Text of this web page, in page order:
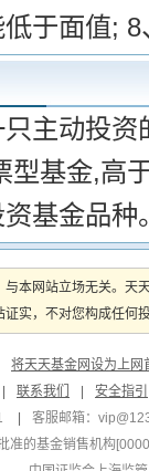
于面值;
主动投
型基金,高
基金品种
本网站立场无关。
实，不对您构成任
将天天基金网设为上网
联系我们
安全指引
客服邮箱：
准的基金销售机构